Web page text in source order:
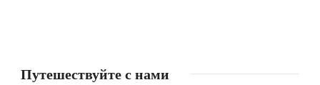
Путешествуйте с нами